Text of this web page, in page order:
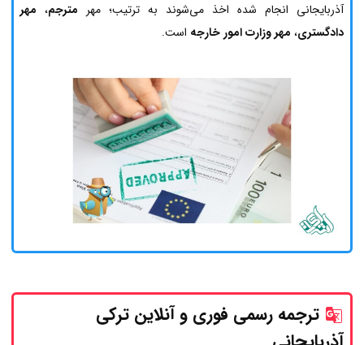
آذربایجانی انجام شده اخذ می‌شوند به ترتیب؛ مهر مترجم، مهر
دادگستری، مهر وزارت امور خارجه است.
ترجمه رسمی فوری و آنلاین ترکی